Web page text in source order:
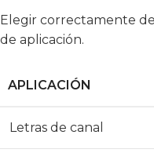
Elegir correctamente
de aplicación.
APLICACIÓN
Letras de canal